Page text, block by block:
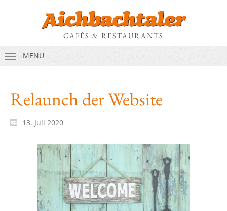
CAFÉS & RESTAURANTS
MENU
Relaunch der Website
13. Juli 2020